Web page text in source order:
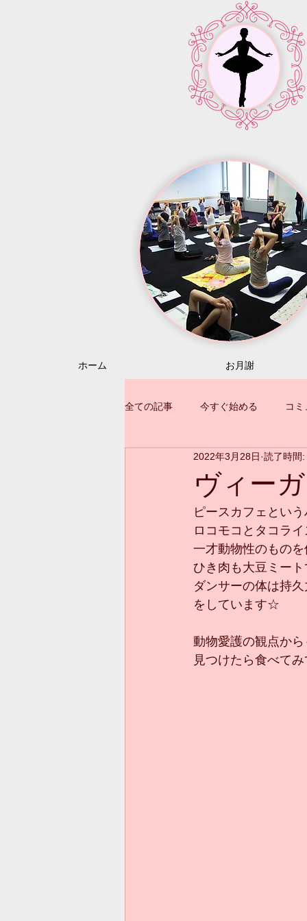
ホーム お月謝
全ての記事 今すぐ始める コ
ヴィー
2022年3月28日 読了時間
ピースカフェとい
ロコモコとタコラ
一才動物性のもの
ひき肉も大豆ミー
ダンサーの体は持
をしています☆
動物愛護の観点か
見つけたら食べて